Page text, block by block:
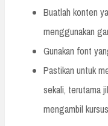
Buatlah konten
menggunakan
Gunakan font
Pastikan untuk
sekali, terutama
mengambil